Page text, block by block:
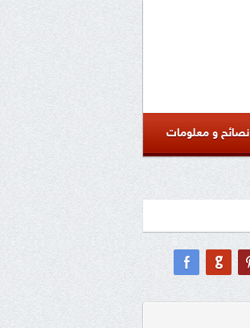
نصائح و معلومات